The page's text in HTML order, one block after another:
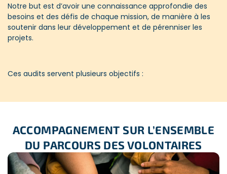
Notre but est d’avoir une connaissance approfondie des
besoins et des défis de chaque mission, de manière à les
soutenir dans leur développement et de pérenniser les
projets.
Ces audits servent plusieurs objectifs :
Planifier les actions à mettre en place pour apporter des
nous évaluons les moyens nécessaires pour assurer un
projet durable dans le temps.
ACCOMPAGNEMENT SUR L’ENSEMBLE
DU PARCOURS DES VOLONTAIRES